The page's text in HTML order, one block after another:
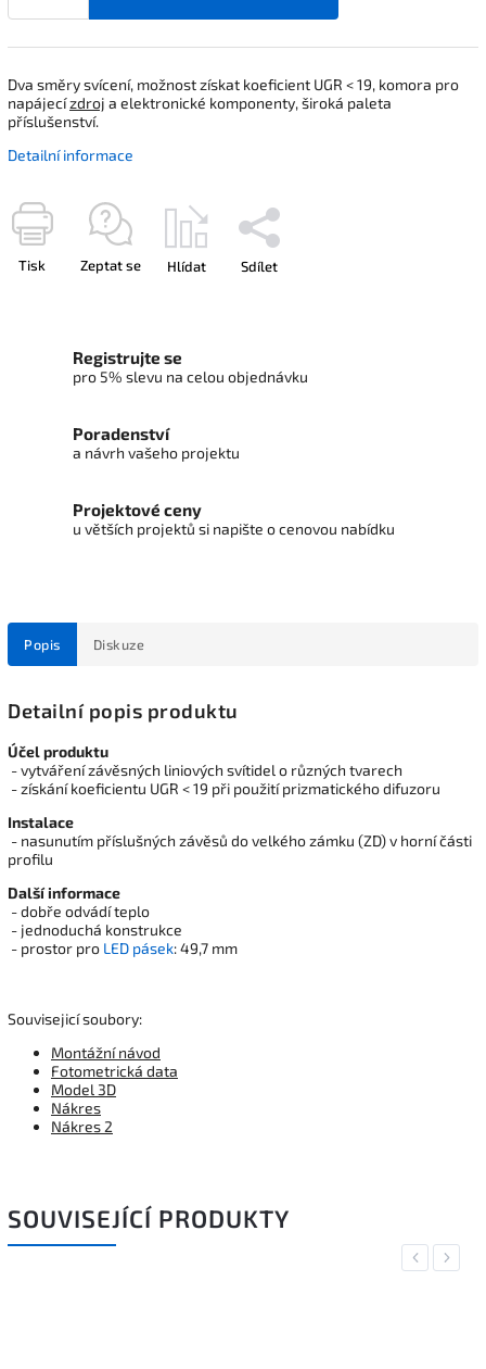
Dva směry svícení, možnost získat koeficient UGR < 19, komora pro
napájecízdroj a elektronické komponenty, široká paleta
příslušenství.
Detailní informace
Tisk Zeptat se Hlídat Sdílet
Registrujte se
pro 5% slevu na celou objednávku
Poradenství
a návrh vašeho projektu
Projektové ceny
u větších projektů si napište o cenovou nabídku
Popis Diskuze
Detailní popis produktu
Účel produktu
- vytváření závěsných liniových svítidel o různých tvarech
- získání koeficientu UGR < 19 při použití prizmatického difuzoru
Instalace
- nasunutím příslušných závěsů do velkého zámku (ZD) v horní části
profilu
Další informace
- dobře odvádí teplo
- jednoduchá konstrukce
- prostor pro LED pásek: 49,7 mm
Souvisejicí soubory:
Montážní návod
Fotometrická data
Model 3D
Nákres
Nákres 2
SOUVISEJÍCÍ PRODUKTY
Previous
Next